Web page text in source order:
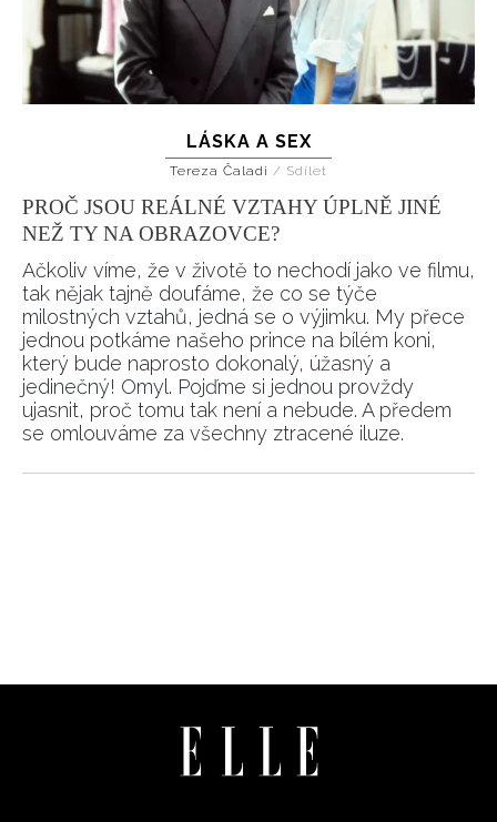
LÁSKA A SEX
Tereza Čaladi / Sdílet
PROČ JSOU REÁLNÉ VZTAHY ÚPLNĚ JINÉ
NEŽ TY NA OBRAZOVCE?
Ačkoliv víme, že v životě to nechodí jako ve filmu,
tak nějak tajně doufáme, že co se týče
milostných vztahů, jedná se o výjimku. My přece
jednou potkáme našeho prince na bílém koni,
který bude naprosto dokonalý, úžasný a
jedinečný! Omyl. Pojďme si jednou provždy
ujasnit, proč tomu tak není a nebude. A předem
se omlouváme za všechny ztracené iluze.